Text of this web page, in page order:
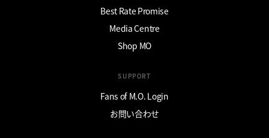
Best Rate Promise
Media Centre
Shop MO
SUPPORT
Fans of M.O. Login
お問い合わせ